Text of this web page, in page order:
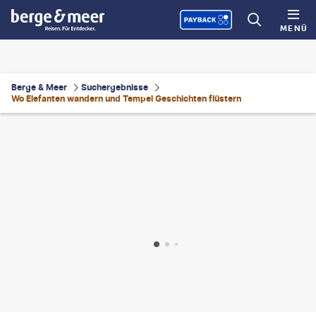
MENÜ
Berge & Meer
Suchergebnisse
Wo Elefanten wandern und Tempel Geschichten flüstern